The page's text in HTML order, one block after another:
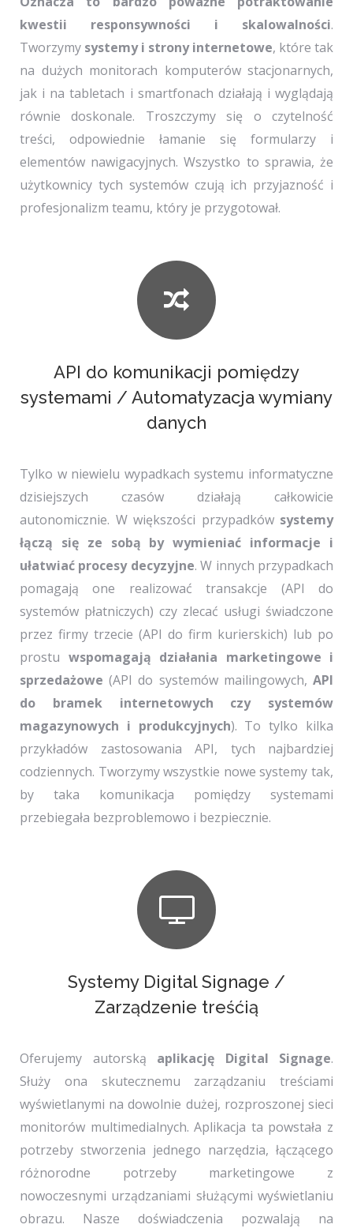
kwestii responsywności i skalowalności.
Tworzymy systemy i strony internetowe, które tak
na dużych monitorach komputerów stacjonarnych,
jak i na tabletach i smartfonach działają i wyglądają
równie doskonale. Troszczymy się o czytelność
treści, odpowiednie łamanie się formularzy i
elementów nawigacyjnych. Wszystko to sprawia, że
użytkownicy tych systemów czują ich przyjazność i
profesjonalizm teamu, który je przygotował.
API do komunikacji pomiędzy
systemami / Automatyzacja wymiany
danych
Tylko w niewielu wypadkach systemu informatyczne
dzisiejszych czasów działają całkowicie
autonomicznie. W większości przypadków systemy
łączą się ze sobą by wymieniać informacje i
ułatwiać procesy decyzyjne. W innych przypadkach
pomagają one realizować transakcje (API do
systemów płatniczych) czy zlecać usługi świadczone
przez firmy trzecie (API do firm kurierskich) lub po
prostu wspomagają działania marketingowe i
sprzedażowe (API do systemów mailingowych, API
do bramek internetowych czy systemów
magazynowych i produkcyjnych). To tylko kilka
przykładów zastosowania API, tych najbardziej
codziennych. Tworzymy wszystkie nowe systemy tak,
by taka komunikacja pomiędzy systemami
przebiegała bezproblemowo i bezpiecznie.
Systemy Digital Signage /
Zarządzenie treśćią
Oferujemy autorską aplikację Digital Signage.
Służy ona skutecznemu zarządzaniu treściami
wyświetlanymi na dowolnie dużej, rozproszonej sieci
monitorów multimedialnych. Aplikacja ta powstała z
potrzeby stworzenia jednego narzędzia, łączącego
różnorodne potrzeby marketingowe z
nowoczesnymi urządzaniami służącymi wyświetlaniu
obrazu. Nasze doświadczenia pozwalają na